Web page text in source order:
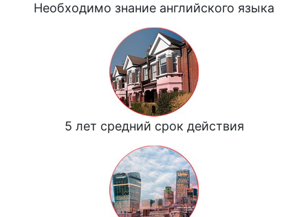
Необходимо знание английского языка
5 лет средний срок действия